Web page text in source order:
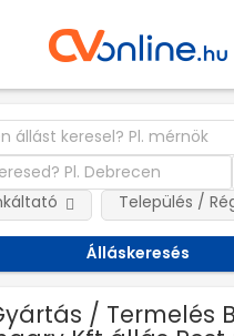
Település /
/ Termelés